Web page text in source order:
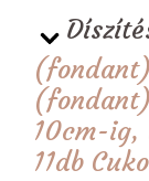
10cm-ig,
11db